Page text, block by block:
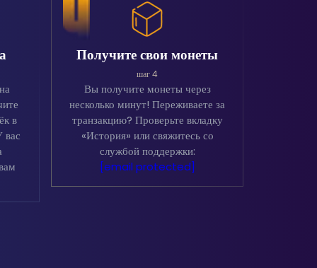
в
вас
Получите свои монеты
шаг 4
Вы получите монеты через
несколько минут! Переживаете за
транзакцию? Проверьте вкладку
«История» или свяжитесь со
службой поддержки:
[email protected]